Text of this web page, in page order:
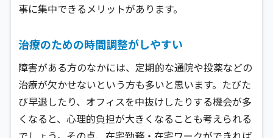
事に集中できるメリットがあります。
治療のための時間調整がしやすい
障害がある方のなかには、定期的な通院や投薬などの
治療が欠かせないという方も多いと思います。たびた
び早退したり、オフィスを中抜けしたりする機会が多
くなると、心理的負担が大きくなることも考えられる